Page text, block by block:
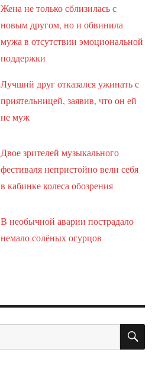
Жена не только сблизилась с
новым другом, но и обвинила
мужа в отсутствии эмоциональной
поддержки
Лучший друг отказался ужинать с
приятельницей, заявив, что он ей
не муж
Двое зрителей музыкального
фестиваля непристойно вели себя
в кабинке колеса обозрения
В необычной аварии пострадало
немало солёных огурцов